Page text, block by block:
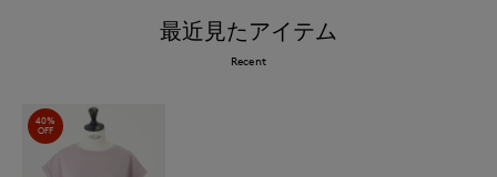
最近見たアイテム
Recent
40%
OFF